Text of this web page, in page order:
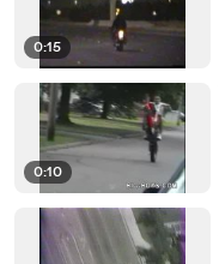
0:15
0:10